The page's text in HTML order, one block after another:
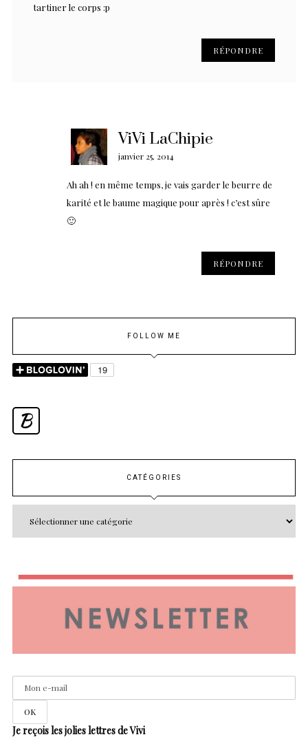
tartiner le corps :p
RÉPONDRE
ViVi LaChipie
janvier 25, 2014
Ah ah ! en même temps, je vais garder le beurre de
karité et le baume magique pour après ! c’est sûre
🙂
RÉPONDRE
FOLLOW ME
B
CATÉGORIES
Je reçois les jolies lettres de Vivi